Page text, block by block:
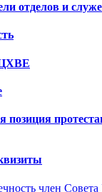
отделов и
позиция